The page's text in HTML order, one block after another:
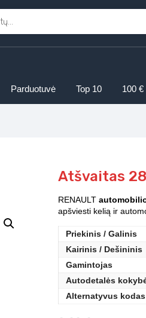
Parduotuvė Top 10 100 €
Atšvaitas
RENAULT
apšviesti kelią ir
Priekinis / Galinis
Kairinis / Dešininis
Gamintojas
Autodetalės
Alternatyvus kodas